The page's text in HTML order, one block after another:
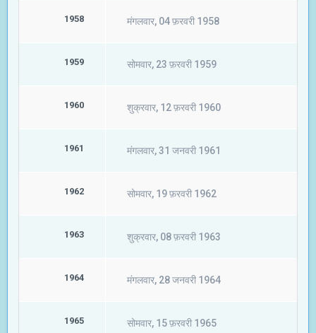
1958 मंगलवार, 04 फ़रवरी 1958
1959 सोमवार, 23 फ़रवरी 1959
1960 शुक्रवार, 12 फ़रवरी 1960
1961 मंगलवार, 31 जनवरी 1961
1962 सोमवार, 19 फ़रवरी 1962
1963 शुक्रवार, 08 फ़रवरी 1963
1964 मंगलवार, 28 जनवरी 1964
1965 सोमवार, 15 फ़रवरी 1965